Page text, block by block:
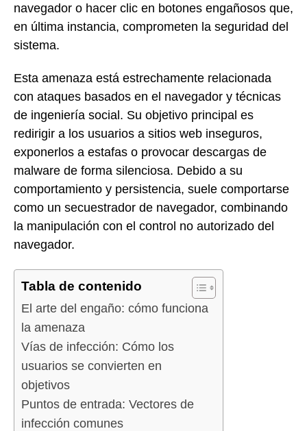
navegador o hacer clic en botones engañosos que,
en última instancia, comprometen la seguridad del
sistema.
Esta amenaza está estrechamente relacionada
con ataques basados en el navegador y técnicas
de ingeniería social. Su objetivo principal es
redirigir a los usuarios a sitios web inseguros,
exponerlos a estafas o provocar descargas de
malware de forma silenciosa. Debido a su
comportamiento y persistencia, suele comportarse
como un secuestrador de navegador, combinando
la manipulación con el control no autorizado del
navegador.
Tabla de contenido
El arte del engaño: cómo funciona
la amenaza
Vías de infección: Cómo los
usuarios se convierten en
objetivos
Puntos de entrada: Vectores de
infección comunes